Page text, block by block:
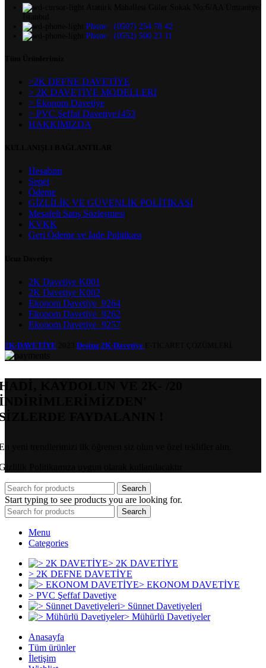
Phone : (0507) 254 78 42
Phone : (0552) 500 23 11
>2K DEFNE DAVETİYE
> 2K DAVETİYE MODELLERİ
> Ekonom Davetiye
> PVC Şeffaf Davetiye1453
HAKKIMIZDA
Hesabım
Sepet
Ödeme
GİZLİLİK VE GÜVENLİK POLİTİKASI
Mesafeli Satış Sözleşmesi
KVKK
Geri Ödeme ve İade Politikası
2K Davetiye K001
2K Davetiye K002
Ekonom Davetiye_9264
Ekonom Davetiye_9262
Ekonom Davetiye_9257
2K-DAVETİYE Desing 2K-Davetiye
KAYDOLUN VE 2K- /20
FAYDALANIN !
yeni trendlerimizi ilk öğrenen siz olun ve özel teklifler alın.
Politikamıza uygun olarak kullanılacaktır
Search
Start typing to see products you are looking for.
Search
Menu
Categories
> 2K DAVETİYE
> 2K DEFNE DAVETİYE
> EKONOM DAVETİYE
> PVC Şeffaf Davetiye
> Sünnet Davetiyeleri
> Mühürlü Davetiyeler
Anasayfa
Tüm ürünler
İletişim